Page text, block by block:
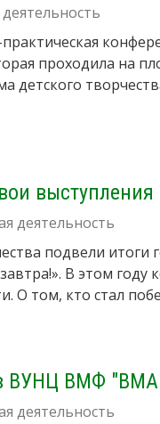
практическая
проходила на
детского
выступления
деятельность
подвели итоги
В этом
О том, кто стал
ВУНЦ ВМФ
деятельность